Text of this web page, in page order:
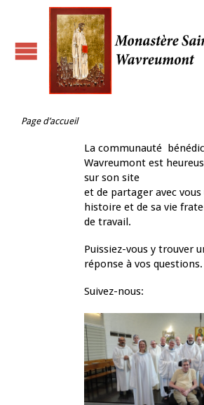
Page d’accueil
La communauté
Wavreumont est
sur son site
et de partager avec
histoire et de sa vie
de travail.
Puissiez-vous y trouver
réponse à vos questions.
Suivez-nous: